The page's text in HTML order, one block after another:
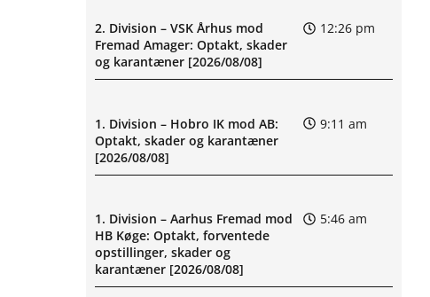
2. Division – VSK Århus mod
Fremad Amager: Optakt, skader
og karantæner [2026/08/08]
12:26 pm
1. Division – Hobro IK mod AB:
Optakt, skader og karantæner
[2026/08/08]
9:11 am
1. Division – Aarhus Fremad mod
HB Køge: Optakt, forventede
opstillinger, skader og
karantæner [2026/08/08]
5:46 am